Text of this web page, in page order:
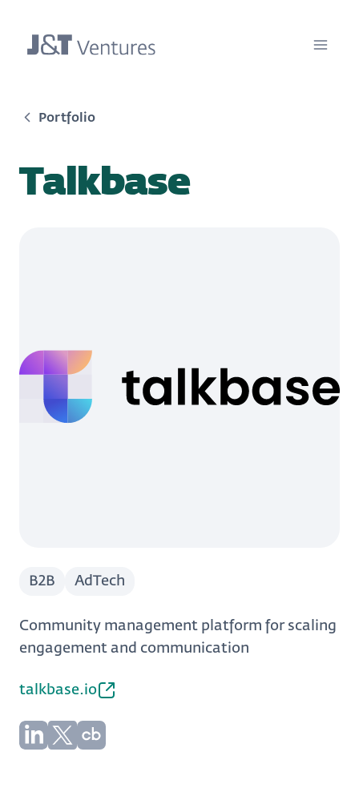
Portfolio
Talkbase
B2B AdTech
Community management platform for scaling
engagement and communication
talkbase.io